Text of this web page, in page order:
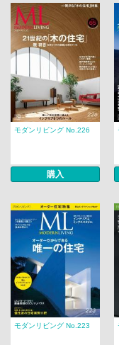
モダンリビング No.226
購入
モダンリビング No.223